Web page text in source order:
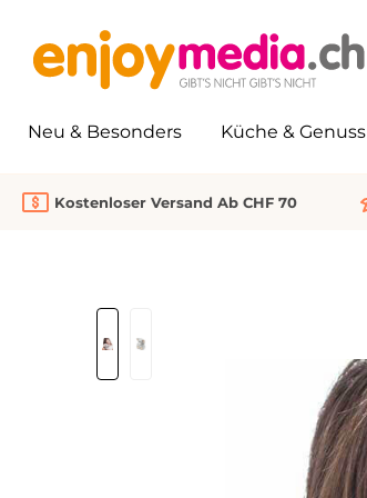
Neu & Besonders Küche & Genuss
Kostenloser Versand Ab CHF 70
Bildergalerie überspringen